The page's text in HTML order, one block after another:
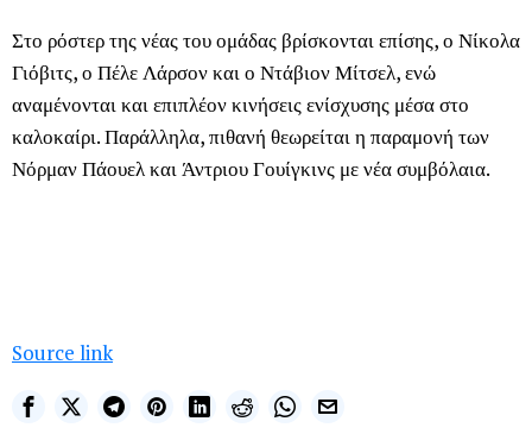
Στο ρόστερ της νέας του ομάδας βρίσκονται επίσης, ο Νίκολα
Γιόβιτς, ο Πέλε Λάρσον και ο Ντάβιον Μίτσελ, ενώ
αναμένονται και επιπλέον κινήσεις ενίσχυσης μέσα στο
καλοκαίρι. Παράλληλα, πιθανή θεωρείται η παραμονή των
Νόρμαν Πάουελ και Άντριου Γουίγκινς με νέα συμβόλαια.
Source link